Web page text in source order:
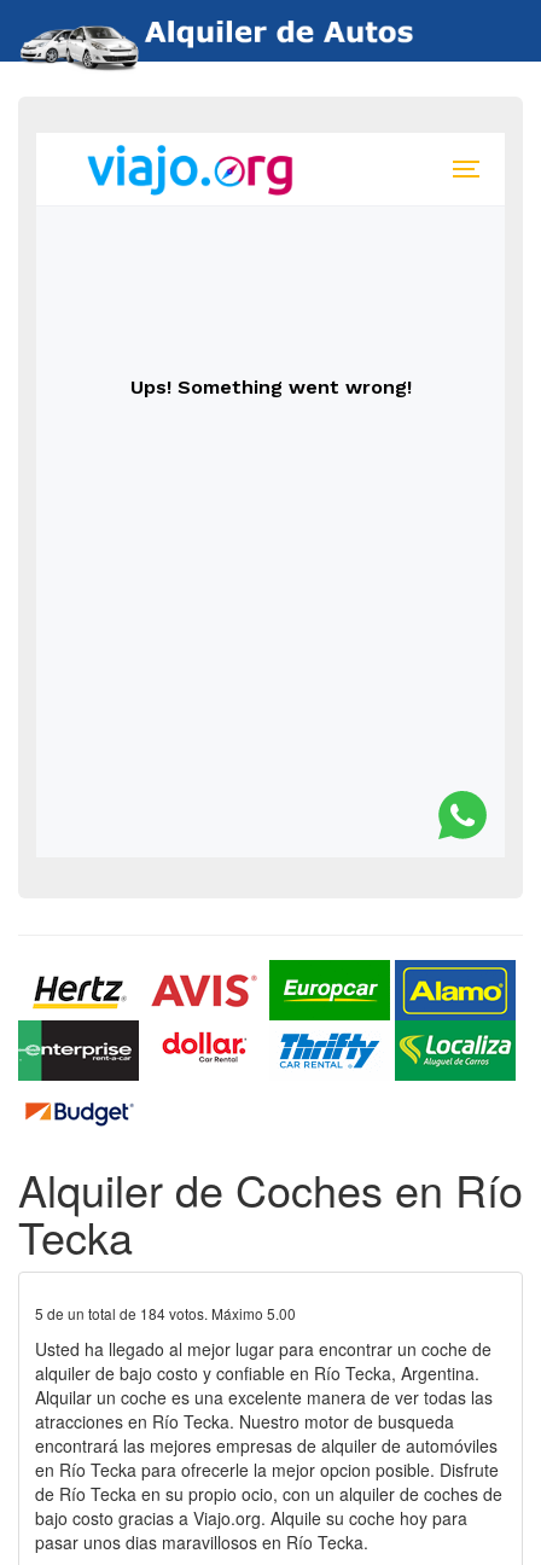
Alquiler de Coches en Río
Tecka
5 de un total de 184votos. Máximo 5.00
Usted ha llegado al mejor lugar para encontrar un coche de
alquiler de bajo costo y confiable en Río Tecka, Argentina.
Alquilar un coche es una excelente manera de ver todas las
atracciones en Río Tecka. Nuestro motor de busqueda
encontrará las mejores empresas de alquiler de automóviles
en Río Tecka para ofrecerle la mejor opcion posible. Disfrute
de Río Tecka en su propio ocio, con un alquiler de coches de
bajo costo gracias a Viajo.org. Alquile su coche hoy para
pasar unos dias maravillosos en Río Tecka.